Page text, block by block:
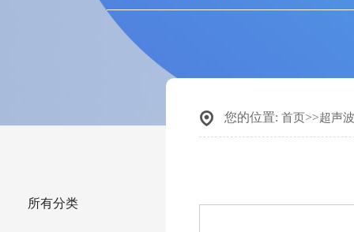
所有分类
您的位置: 首页>>超声